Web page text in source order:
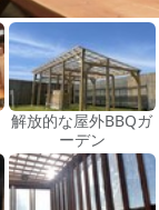
解放的な屋外BBQガ
ーデン